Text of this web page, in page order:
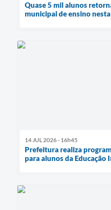
Quase 5 mil alunos
municipal de ensino
14 JUL 2026 - 16h45
Prefeitura realiza
para alunos da Educação